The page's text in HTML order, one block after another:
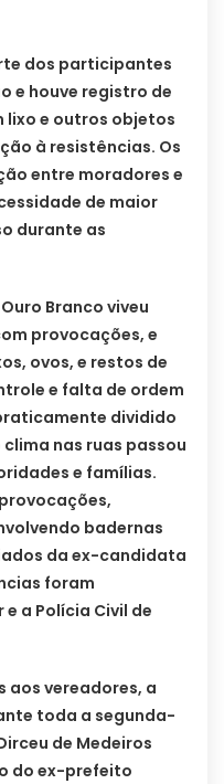
dos participantes
e houve registro de
lixo e outros objetos
à resistências. Os
entre moradores e
de maior
durante as
Branco viveu
provocações, e
ovos, e restos de
e falta de ordem
dividido
nas ruas passou
e famílias.
badernas
da ex-candidata
foram
a Polícia Civil de
aos vereadores, a
toda a segunda-
de Medeiros
do ex-prefeito